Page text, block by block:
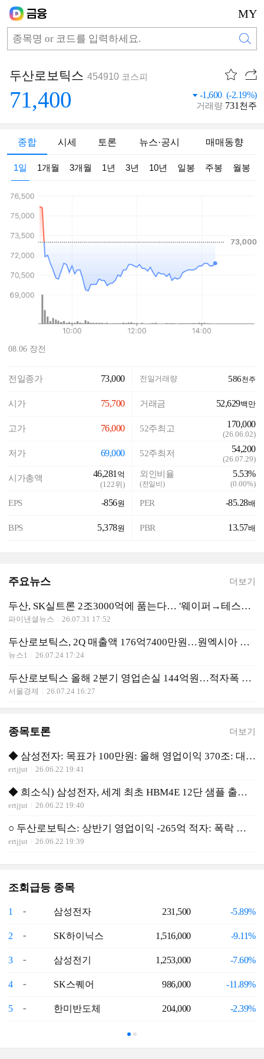
MY
두산로보틱스 454910 코스피
71,400 -1,600 (-2.19%)
거래량 731 천주
종합 시세 토론 뉴스·공시 매매동향
1일 1개월 3개월 1년 3년 10년 일봉 주봉 월봉
08.06 장전
전일종가 73,000
시가 75,700
고가 76,000
저가 69,000
시가총액 46,281 억
(122위)
EPS -856원
BPS 5,378원
전일거래량 586천주
거래금 52,629백만
52주최고 170,000
(26.06.02)
52주최저 54,200
(26.07.29)
외인비율
(전일비)
5.53%
(0.00%)
PER -85.28배
PBR 13.57배
주요뉴스 더보기
두산, SK실트론 2조3000억에 품는다… '웨이퍼→테스트' 반도체 수직계열화 완성
파이낸셜뉴스 26.07.31 17:52
두산로보틱스, 2Q 매출액 176억7400만원…원엑시아 인수 효과(종합)
뉴스1 26.07.24 17:24
두산로보틱스 올해 2분기 영업손실 144억원…적자폭 축소
서울경제 26.07.24 16:27
종목토론 더보기
◆ 삼성전자: 목표가 100만원: 올해 영업이익 370조: 대박!
ertjjut 26.06.22 19:41
◆ 희소식) 삼성전자, 세계 최초 HBM4E 12단 샘플 출하: 200% 폭등 호재
ertjjut 26.06.22 19:40
○ 두산로보틱스: 상반기 영업이익 -265억 적자: 폭락 불가피
ertjjut 26.06.22 19:39
조회급등 종목
1 삼성전자 231,500 -5.89%
2 SK하이닉스 1,516,000 -9.11%
3 삼성전기 1,253,000 -7.60%
4 SK스퀘어 986,000 -11.89%
5 한미반도체 204,000 -2.39%